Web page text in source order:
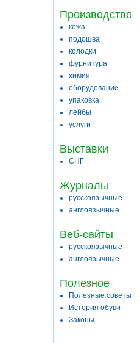
Производство
кожа
подошва
колодки
фурнитура
химия
оборудование
упаковка
лейбы
услуги
Выставки
СНГ
Журналы
русскоязычные
англоязычные
Веб-сайты
русскоязычные
англоязычные
Полезное
Полезные советы
История обуви
Законы